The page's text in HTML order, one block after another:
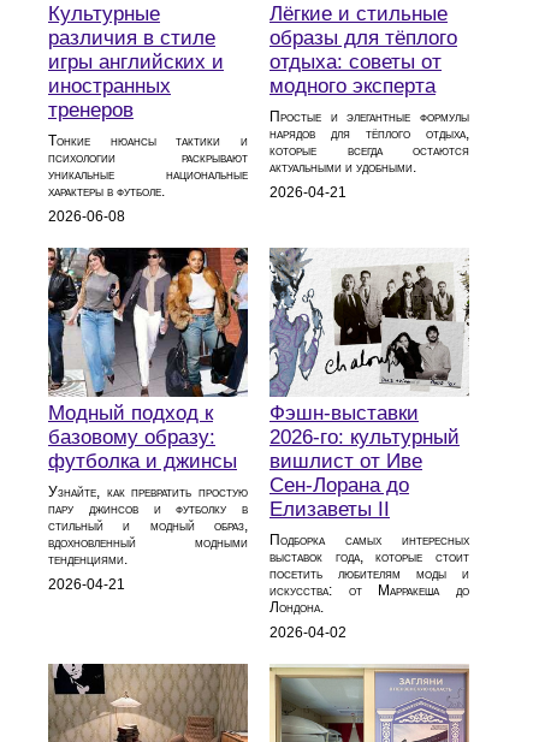
Культурные
различия в стиле
игры английских и
иностранных
тренеров
Тонкие нюансы тактики и
психологии раскрывают
уникальные национальные
характеры в футболе.
2026-06-08
Лёгкие и стильные
образы для тёплого
отдыха: советы от
модного эксперта
Простые и элегантные формулы
нарядов для тёплого отдыха,
которые всегда остаются
актуальными и удобными.
2026-04-21
Модный подход к
базовому образу:
футболка и джинсы
Узнайте, как превратить простую
пару джинсов и футболку в
стильный и модный образ,
вдохновленный модными
тенденциями.
2026-04-21
Фэшн-выставки
2026-го: культурный
вишлист от Иве
Сен-Лорана до
Елизаветы II
Подборка самых интересных
выставок года, которые стоит
посетить любителям моды и
искусства: от Марракеша до
Лондона.
2026-04-02